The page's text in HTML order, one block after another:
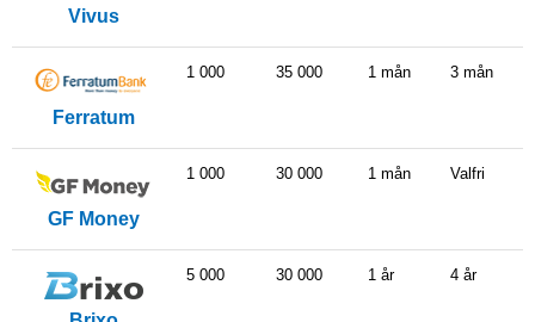
Vivus
Ferratum
1 000 35 000 1 mån 3 mån
GF Money
1 000 30 000 1 mån Valfri
5 000 30 000 1 år 4 år